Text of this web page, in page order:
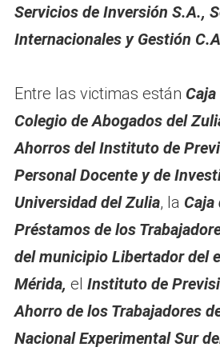
Servicios de Inversión S.A.,
Internacionales y Gestión C.A
Entre las victimas están
Colegio de Abogados del
Ahorros del Instituto de
Personal Docente y de
Universidad del Zulia, la Caja
Préstamos de los
del municipio Libertador del
Mérida, el Instituto de
Ahorro de los Trabajadores
Nacional Experimental Sur